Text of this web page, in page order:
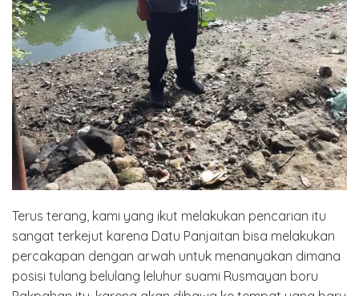
Terus terang, kami yang ikut melakukan pencarian itu
sangat terkejut karena Datu Panjaitan bisa melakukan
percakapan dengan arwah untuk menanyakan dimana
posisi tulang belulang leluhur suami Rusmayan boru